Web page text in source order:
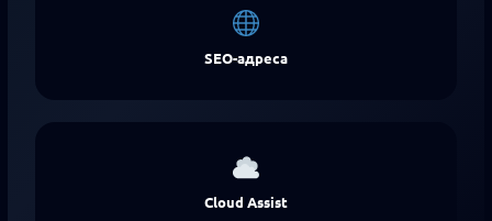
SEO-адреса
Cloud Assist